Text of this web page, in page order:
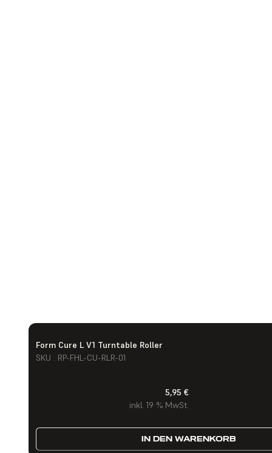
Form Cure L V1 Turntable Roller
SKU : RP-FHL-CU-RLR-01
5,95 €
inkl. 19 % MwSt.
IN DEN WARENKORB